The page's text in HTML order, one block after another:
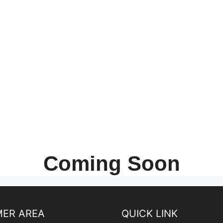
Coming Soon
AREA QUICK LINK